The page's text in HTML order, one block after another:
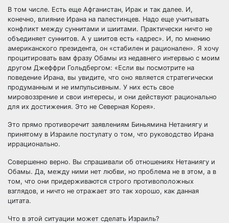
В том числе. Есть еще Афганистан, Ирак и так далее. И,
конечно, влияние Ирана на палестинцев. Надо еще учитывать
конфликт между суннитами и шиитами. Практически ничто не
объединяет суннитов. А у шиитов есть «адрес». И, по мнению
американского президента, он «стабилен и рационален». Я хочу
процитировать вам фразу Обамы из недавнего интервью с моим
другом Джеффри Гольдбергом: «Если вы посмотрите на
поведение Ирана, вы увидите, что оно является стратегически
продуманным и не импульсивным. У них есть свое
мировоззрение и свои интересы, и они действуют рационально
для их достижения. Это не Северная Корея».
Это прямо противоречит заявлениям Биньямина Нетаниягу и
принятому в Израиле постулату о том, что руководство Ирана
иррационально.
Совершенно верно. Вы спрашивали об отношениях Нетаниягу и
Обамы. Да, между ними нет любви, но проблема не в этом, а в
том, что они придерживаются строго противоположных
взглядов, и ничто не отражает это так хорошо, как данная
цитата.
Что в этой ситуации может сделать Израиль?